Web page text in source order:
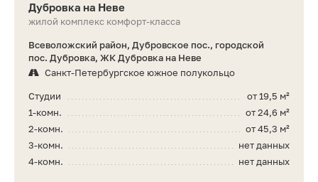
Дубровка на Неве
жилой комплекс комфорт-класса
Всеволожский район, Дубровское пос., городской
пос. Дубровка, ЖК Дубровка на Неве
Санкт-Петербургское южное полукольцо
от 19,5 м²
Студии
от 24,6 м²
1-комн.
от 45,3 м²
2-комн.
нет данных
3-комн.
нет данных
4-комн.